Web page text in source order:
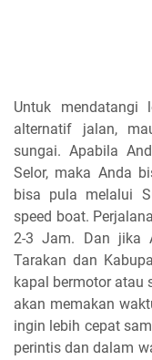
Untuk mendatangi
alternatif jalan,
sungai. Apabila
Selor, maka Anda
bisa pula melalui
speed boat.
2-3 Jam. Dan jika
Tarakan dan
kapal bermotor atau
akan memakan
ingin lebih cepat
perintis dan dalam